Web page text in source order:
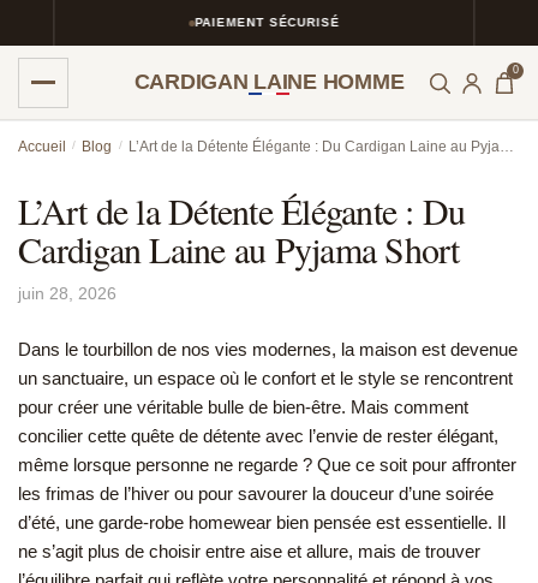
PAIEMENT SÉCURISÉ
CARDIGAN LAINE HOMME 0
Accueil / Blog / L’Art de la Détente Élégante : Du Cardigan Laine au Pyjama Short
L’Art de la Détente Élégante : Du
Cardigan Laine au Pyjama Short
juin 28, 2026
Dans le tourbillon de nos vies modernes, la maison est devenue
un sanctuaire, un espace où le confort et le style se rencontrent
pour créer une véritable bulle de bien-être. Mais comment
concilier cette quête de détente avec l’envie de rester élégant,
même lorsque personne ne regarde ? Que ce soit pour affronter
les frimas de l’hiver ou pour savourer la douceur d’une soirée
d’été, une garde-robe homewear bien pensée est essentielle. Il
ne s’agit plus de choisir entre aise et allure, mais de trouver